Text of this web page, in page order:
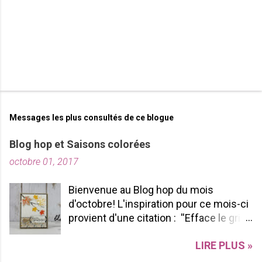
Messages les plus consultés de ce blogue
Blog hop et Saisons colorées
octobre 01, 2017
Bienvenue au Blog hop du mois
d'octobre! L'inspiration pour ce mois-ci
provient d'une citation : ''Efface le gris
possèdes à l'intérieur!'' -pablopicasso
LIRE PLUS »